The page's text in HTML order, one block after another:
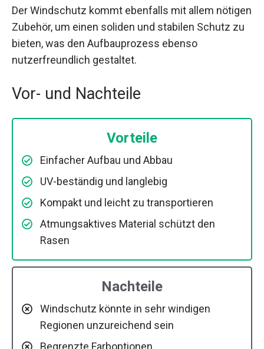
Der Windschutz kommt ebenfalls mit allem nötigen
Zubehör, um einen soliden und stabilen Schutz zu
bieten, was den Aufbauprozess ebenso
nutzerfreundlich gestaltet.
Vor- und Nachteile
Vorteile
Einfacher Aufbau und Abbau
UV-beständig und langlebig
Kompakt und leicht zu transportieren
Atmungsaktives Material schützt den
Rasen
Nachteile
Windschutz könnte in sehr windigen
Regionen unzureichend sein
Begrenzte Farboptionen